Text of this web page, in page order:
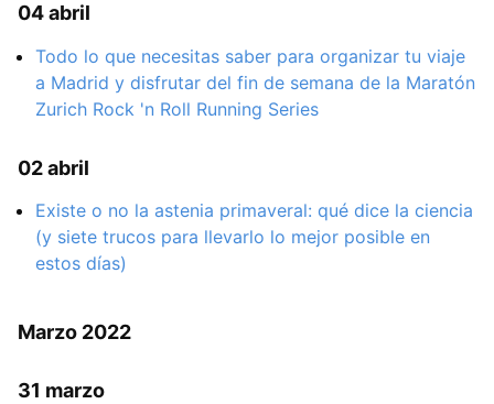
04 abril
Todo lo que necesitas saber para organizar tu viaje
a Madrid y disfrutar del fin de semana de la Maratón
Zurich Rock 'n Roll Running Series
02 abril
Existe o no la astenia primaveral: qué dice la ciencia
(y siete trucos para llevarlo lo mejor posible en
estos días)
Marzo 2022
31 marzo